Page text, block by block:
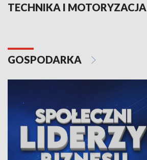
TECHNIKA I MOTORYZACJA
GOSPODARKA